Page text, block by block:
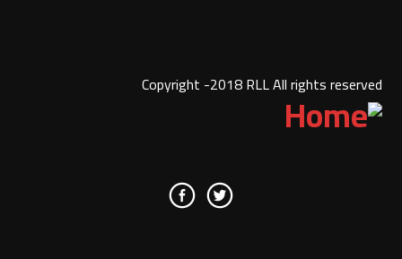
Copyright -2018 RLL All rights reserved